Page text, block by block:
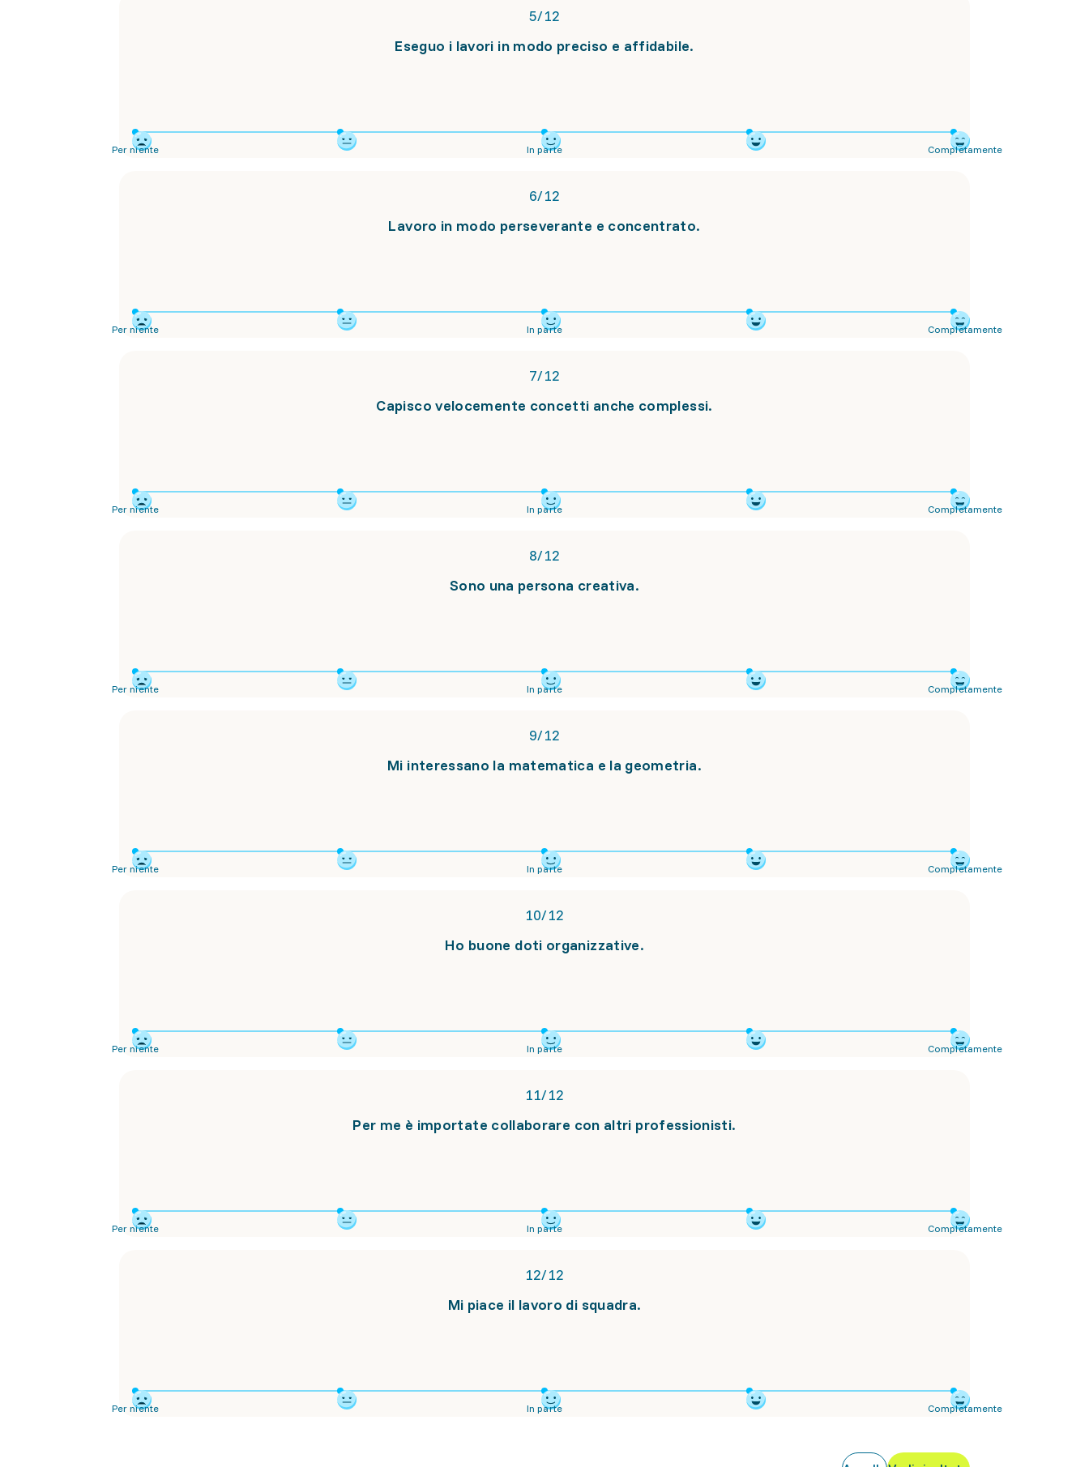
5/12
Eseguo i lavori in modo preciso e affidabile.
Per niente In parte Completamente
6/12
Lavoro in modo perseverante e concentrato.
Per niente In parte Completamente
7/12
Capisco velocemente concetti anche complessi.
Per niente In parte Completamente
8/12
Sono una persona creativa.
Per niente In parte Completamente
9/12
Mi interessano la matematica e la geometria.
Per niente In parte Completamente
10/12
Ho buone doti organizzative.
Per niente In parte Completamente
11/12
Per me è importate collaborare con altri professionisti.
Per niente In parte Completamente
12/12
Mi piace il lavoro di squadra.
Per niente In parte Completamente